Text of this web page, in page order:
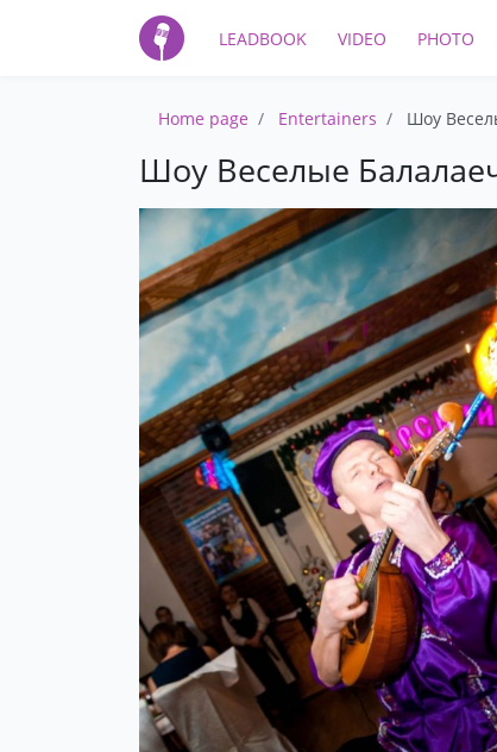
LEADBOOK VIDEO PHOTO
Home page Entertainers Шоу
Шоу Веселые